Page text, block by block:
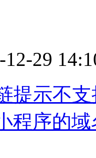
12-29
提示不
程序的域